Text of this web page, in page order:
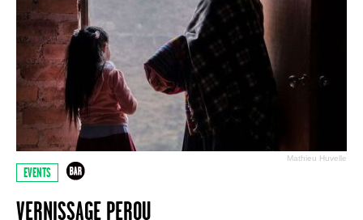
Mathieu Huvelle
EVENTS
VERNISSAGE PEROU